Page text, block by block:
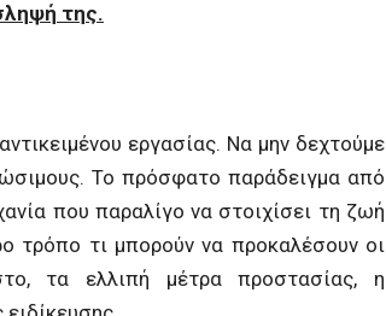
της.
εργασίας. Να μην δεχτούμε
Το πρόσφατο παράδειγμα από
που παραλίγο να στοιχίσει τη ζωή
τρόπο τι μπορούν να προκαλέσουν οι
τα ελλιπή μέτρα προστασίας, η